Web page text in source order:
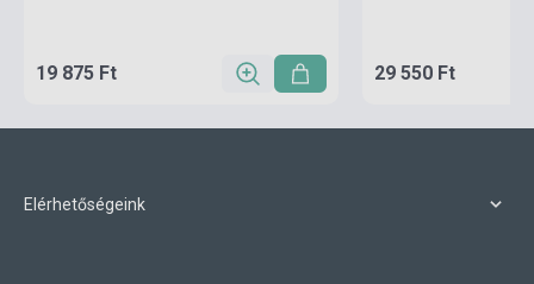
19 875 Ft 29 550 Ft
Elérhetőségeink